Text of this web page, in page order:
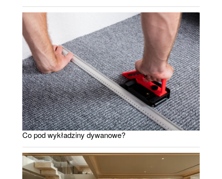
Co pod wykładziny dywanowe?